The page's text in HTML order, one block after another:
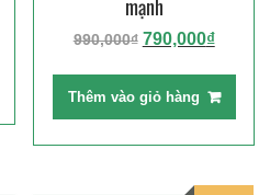
mạnh
990,000₫ Giá
là:
990,000₫.
790,000₫Giá
Thêm vào giỏ hàng